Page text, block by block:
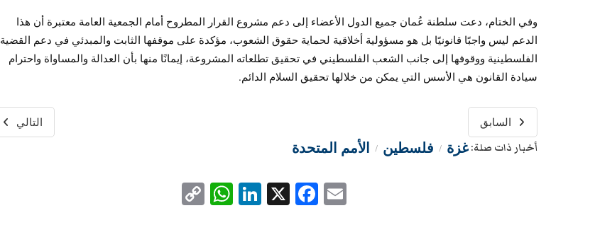
وفي الختام، دعت سلطنة عُمان جميع الدول الأعضاء إلى دعم مشروع القرار المطروح أمام الجمعية العامة معتبرة أن هذا
الدعم ليس واجبًا قانونيًا بل هو مسؤولية أخلاقية لحماية حقوق الشعوب، مؤكدة على موقفها الثابت والمبدئي في دعم القضية
الفلسطينية ووقوفها إلى جانب الشعب الفلسطيني في تحقيق تطلعاته المشروعة، إيمانًا منها بأن العدالة والمساواة واحترام
سيادة القانون هي الأسس التي يمكن من خلالها تحقيق السلام الدائم.
السابق التالي
أخبار ذات صلة:غزة / فلسطين / الأمم المتحدة
Email
Facebook
X
LinkedIn
WhatsApp